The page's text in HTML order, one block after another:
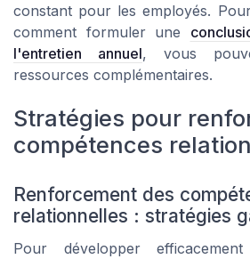
constant pour les employés.
comment formuler une
l'entretien annuel, vous
ressources complémentaires.
Stratégies pour
compétences
Renforcement des
relationnelles : stratégies
Pour développer